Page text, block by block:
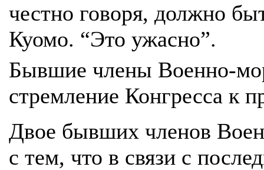
честно говоря, должно
Куомо. “Это ужасно”.
Бывшие члены Военно-
стремление Конгресса к
Двое бывших членов
с тем, что в связи с